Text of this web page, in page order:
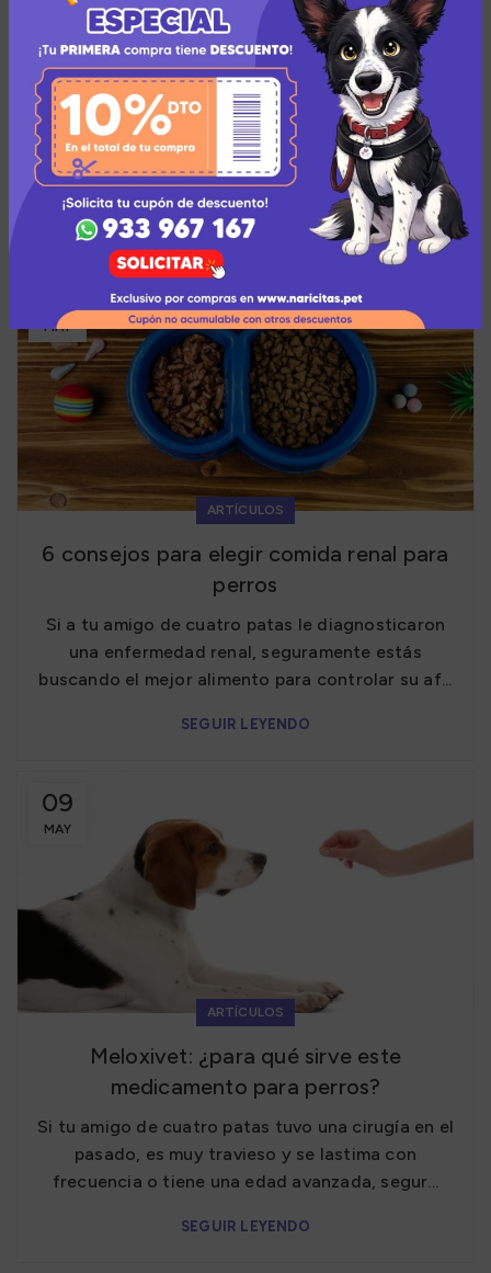
ARTÍCULOS
¿Para qué sirve la doxiciclina para perros?
¿Alguna vez has oído hablar sobre la doxiciclina?
¿Quizá tu mascota tuvo que recibir este
antibiótico para perros recientemente? De ser...
SEGUIR LEYENDO
MAY
ARTÍCULOS
6 consejos para elegir comida renal para
perros
Si a tu amigo de cuatro patas le diagnosticaron
una enfermedad renal, seguramente estás
buscando el mejor alimento para controlar su af...
SEGUIR LEYENDO
09
MAY
ARTÍCULOS
Meloxivet: ¿para qué sirve este
medicamento para perros?
Si tu amigo de cuatro patas tuvo una cirugía en el
pasado, es muy travieso y se lastima con
frecuencia o tiene una edad avanzada, segur...
SEGUIR LEYENDO